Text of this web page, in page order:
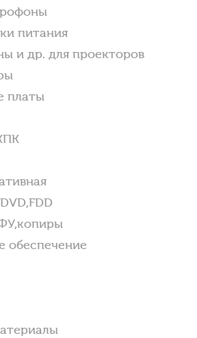
питания
и др. для проекторов
платы
обеспечение